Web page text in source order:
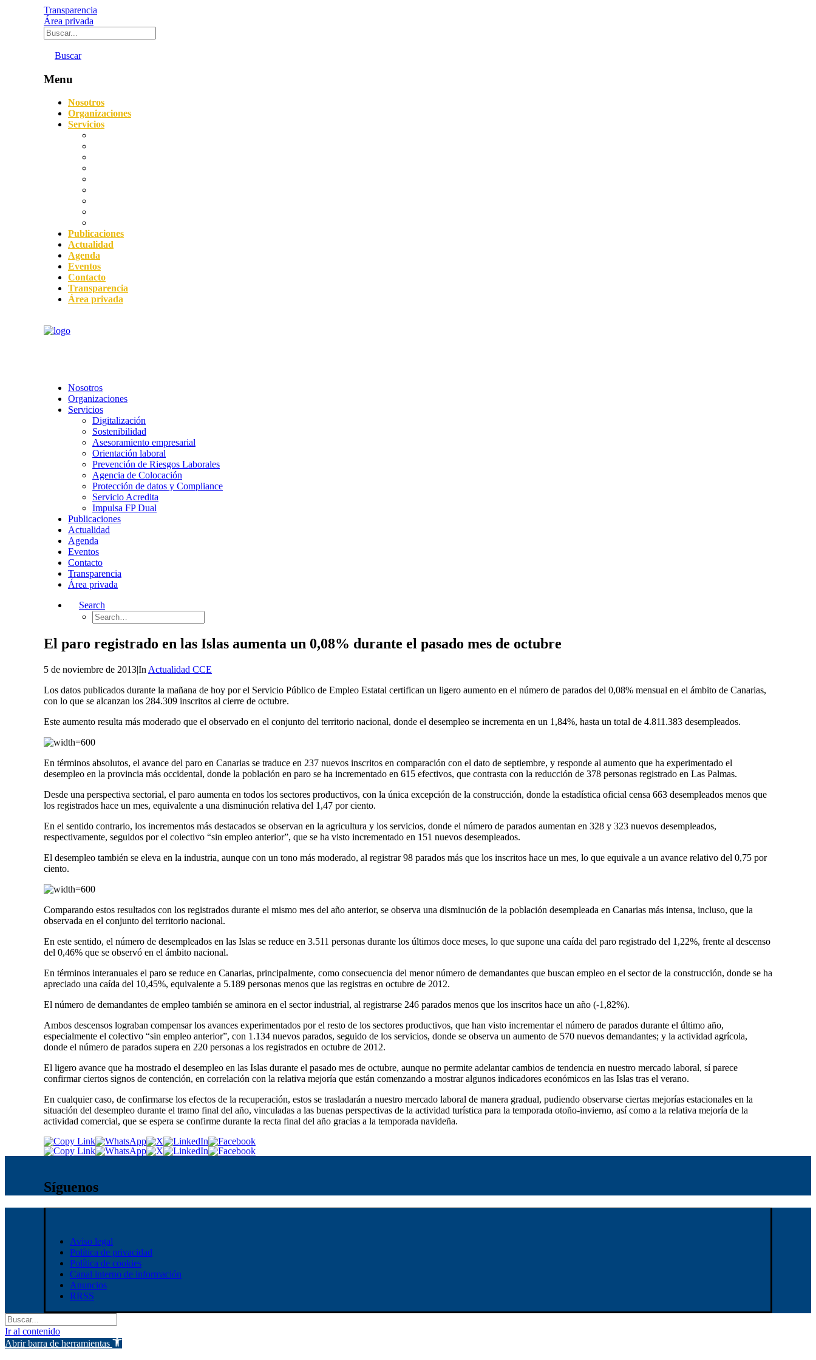
Transparencia
Área privada
Buscar
Menu
Nosotros
Organizaciones
Servicios
Publicaciones
Actualidad
Agenda
Eventos
Contacto
Transparencia
Área privada
Nosotros
Organizaciones
Servicios
Digitalización
Sostenibilidad
Asesoramiento empresarial
Orientación laboral
Prevención de Riesgos Laborales
Agencia de Colocación
Protección de datos y Compliance
Servicio Acredita
Impulsa FP Dual
Publicaciones
Actualidad
Agenda
Eventos
Contacto
Transparencia
Área privada
Search
El paro registrado en las Islas aumenta un 0,08% durante el pasado mes de octubre
5 de noviembre de 2013|In Actualidad CCE
Los datos publicados durante la mañana de hoy por el Servicio Público de Empleo Estatal certifican un ligero aumento en el número de parados del 0,08% mensual en el ámbito de Canarias,
con lo que se alcanzan los 284.309 inscritos al cierre de octubre.
Este aumento resulta más moderado que el observado en el conjunto del territorio nacional, donde el desempleo se incrementa en un 1,84%, hasta un total de 4.811.383 desempleados.
En términos absolutos, el avance del paro en Canarias se traduce en 237 nuevos inscritos en comparación con el dato de septiembre, y responde al aumento que ha experimentado el
desempleo en la provincia más occidental, donde la población en paro se ha incrementado en 615 efectivos, que contrasta con la reducción de 378 personas registrado en Las Palmas.
Desde una perspectiva sectorial, el paro aumenta en todos los sectores productivos, con la única excepción de la construcción, donde la estadística oficial censa 663 desempleados menos que
los registrados hace un mes, equivalente a una disminución relativa del 1,47 por ciento.
En el sentido contrario, los incrementos más destacados se observan en la agricultura y los servicios, donde el número de parados aumentan en 328 y 323 nuevos desempleados,
respectivamente, seguidos por el colectivo “sin empleo anterior”, que se ha visto incrementado en 151 nuevos desempleados.
El desempleo también se eleva en la industria, aunque con un tono más moderado, al registrar 98 parados más que los inscritos hace un mes, lo que equivale a un avance relativo del 0,75 por
ciento.
Comparando estos resultados con los registrados durante el mismo mes del año anterior, se observa una disminución de la población desempleada en Canarias más intensa, incluso, que la
observada en el conjunto del territorio nacional.
En este sentido, el número de desempleados en las Islas se reduce en 3.511 personas durante los últimos doce meses, lo que supone una caída del paro registrado del 1,22%, frente al descenso
del 0,46% que se observó en el ámbito nacional.
En términos interanuales el paro se reduce en Canarias, principalmente, como consecuencia del menor número de demandantes que buscan empleo en el sector de la construcción, donde se ha
apreciado una caída del 10,45%, equivalente a 5.189 personas menos que las registras en octubre de 2012.
El número de demandantes de empleo también se aminora en el sector industrial, al registrarse 246 parados menos que los inscritos hace un año (-1,82%).
Ambos descensos lograban compensar los avances experimentados por el resto de los sectores productivos, que han visto incrementar el número de parados durante el último año,
especialmente el colectivo “sin empleo anterior”, con 1.134 nuevos parados, seguido de los servicios, donde se observa un aumento de 570 nuevos demandantes; y la actividad agrícola,
donde el número de parados supera en 220 personas a los registrados en octubre de 2012.
El ligero avance que ha mostrado el desempleo en las Islas durante el pasado mes de octubre, aunque no permite adelantar cambios de tendencia en nuestro mercado laboral, sí parece
confirmar ciertos signos de contención, en correlación con la relativa mejoría que están comenzando a mostrar algunos indicadores económicos en las Islas tras el verano.
En cualquier caso, de confirmarse los efectos de la recuperación, estos se trasladarán a nuestro mercado laboral de manera gradual, pudiendo observarse ciertas mejorías estacionales en la
situación del desempleo durante el tramo final del año, vinculadas a las buenas perspectivas de la actividad turística para la temporada otoño-invierno, así como a la relativa mejoría de la
actividad comercial, que se espera se confirme durante la recta final del año gracias a la temporada navideña.
Síguenos
Aviso legal
Política de privacidad
Política de cookies
Canal interno de información
Anuncios
RRSS
Ir al contenido
Abrir barra de herramientas